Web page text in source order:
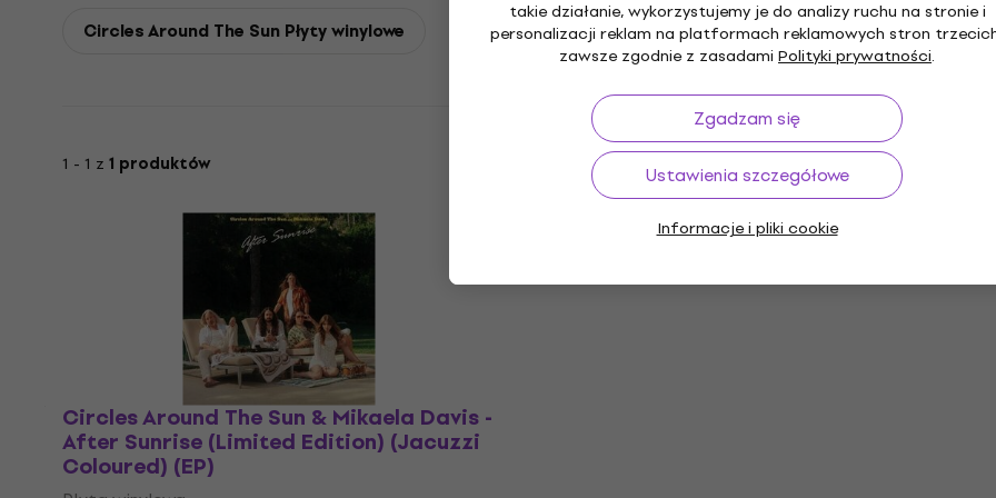
takie działanie, wykorzystujemy je do analizy ruchu na stronie i
personalizacji reklam na platformach reklamowych stron
zawsze zgodnie z zasadami Polityki prywatności.
Zgadzam się
Ustawienia szczegółowe
Informacje i pliki cookie
Circles Around The Sun Płyty winylowe
1 - 1 z 1 produktów
Circles Around The Sun & Mikaela Davis -
After Sunrise (Limited Edition) (Jacuzzi
Coloured) (EP)